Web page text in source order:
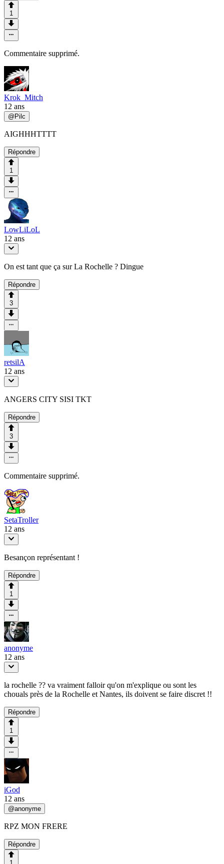
1
Commentaire supprimé.
Krok_Mitch
12 ans
@ Pilc
AIGHHHTTTT
Répondre
1
LowLiLoL
12 ans
On est tant que ça sur La Rochelle ? Dingue
Répondre
3
retsilA
12 ans
ANGERS CITY SISI TKT
Répondre
3
Commentaire supprimé.
SetaTroller
12 ans
Besançon représentant !
Répondre
1
anonyme
12 ans
la rochelle ?? va vraiment falloir qu'on m'explique ou sont les
chouals près de la Rochelle et Nantes, ils doivent se faire discret !!
Répondre
1
iGod
12 ans
@anonyme
RPZ MON FRERE
Répondre